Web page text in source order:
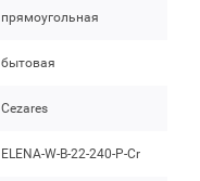
прямоугольная
бытовая
Cezares
ELENA-W-B-22-240-P-Cr